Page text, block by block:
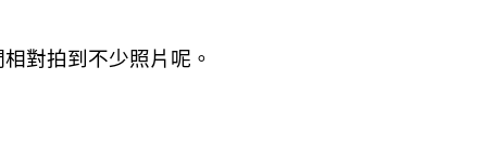
對拍到不少照片呢。